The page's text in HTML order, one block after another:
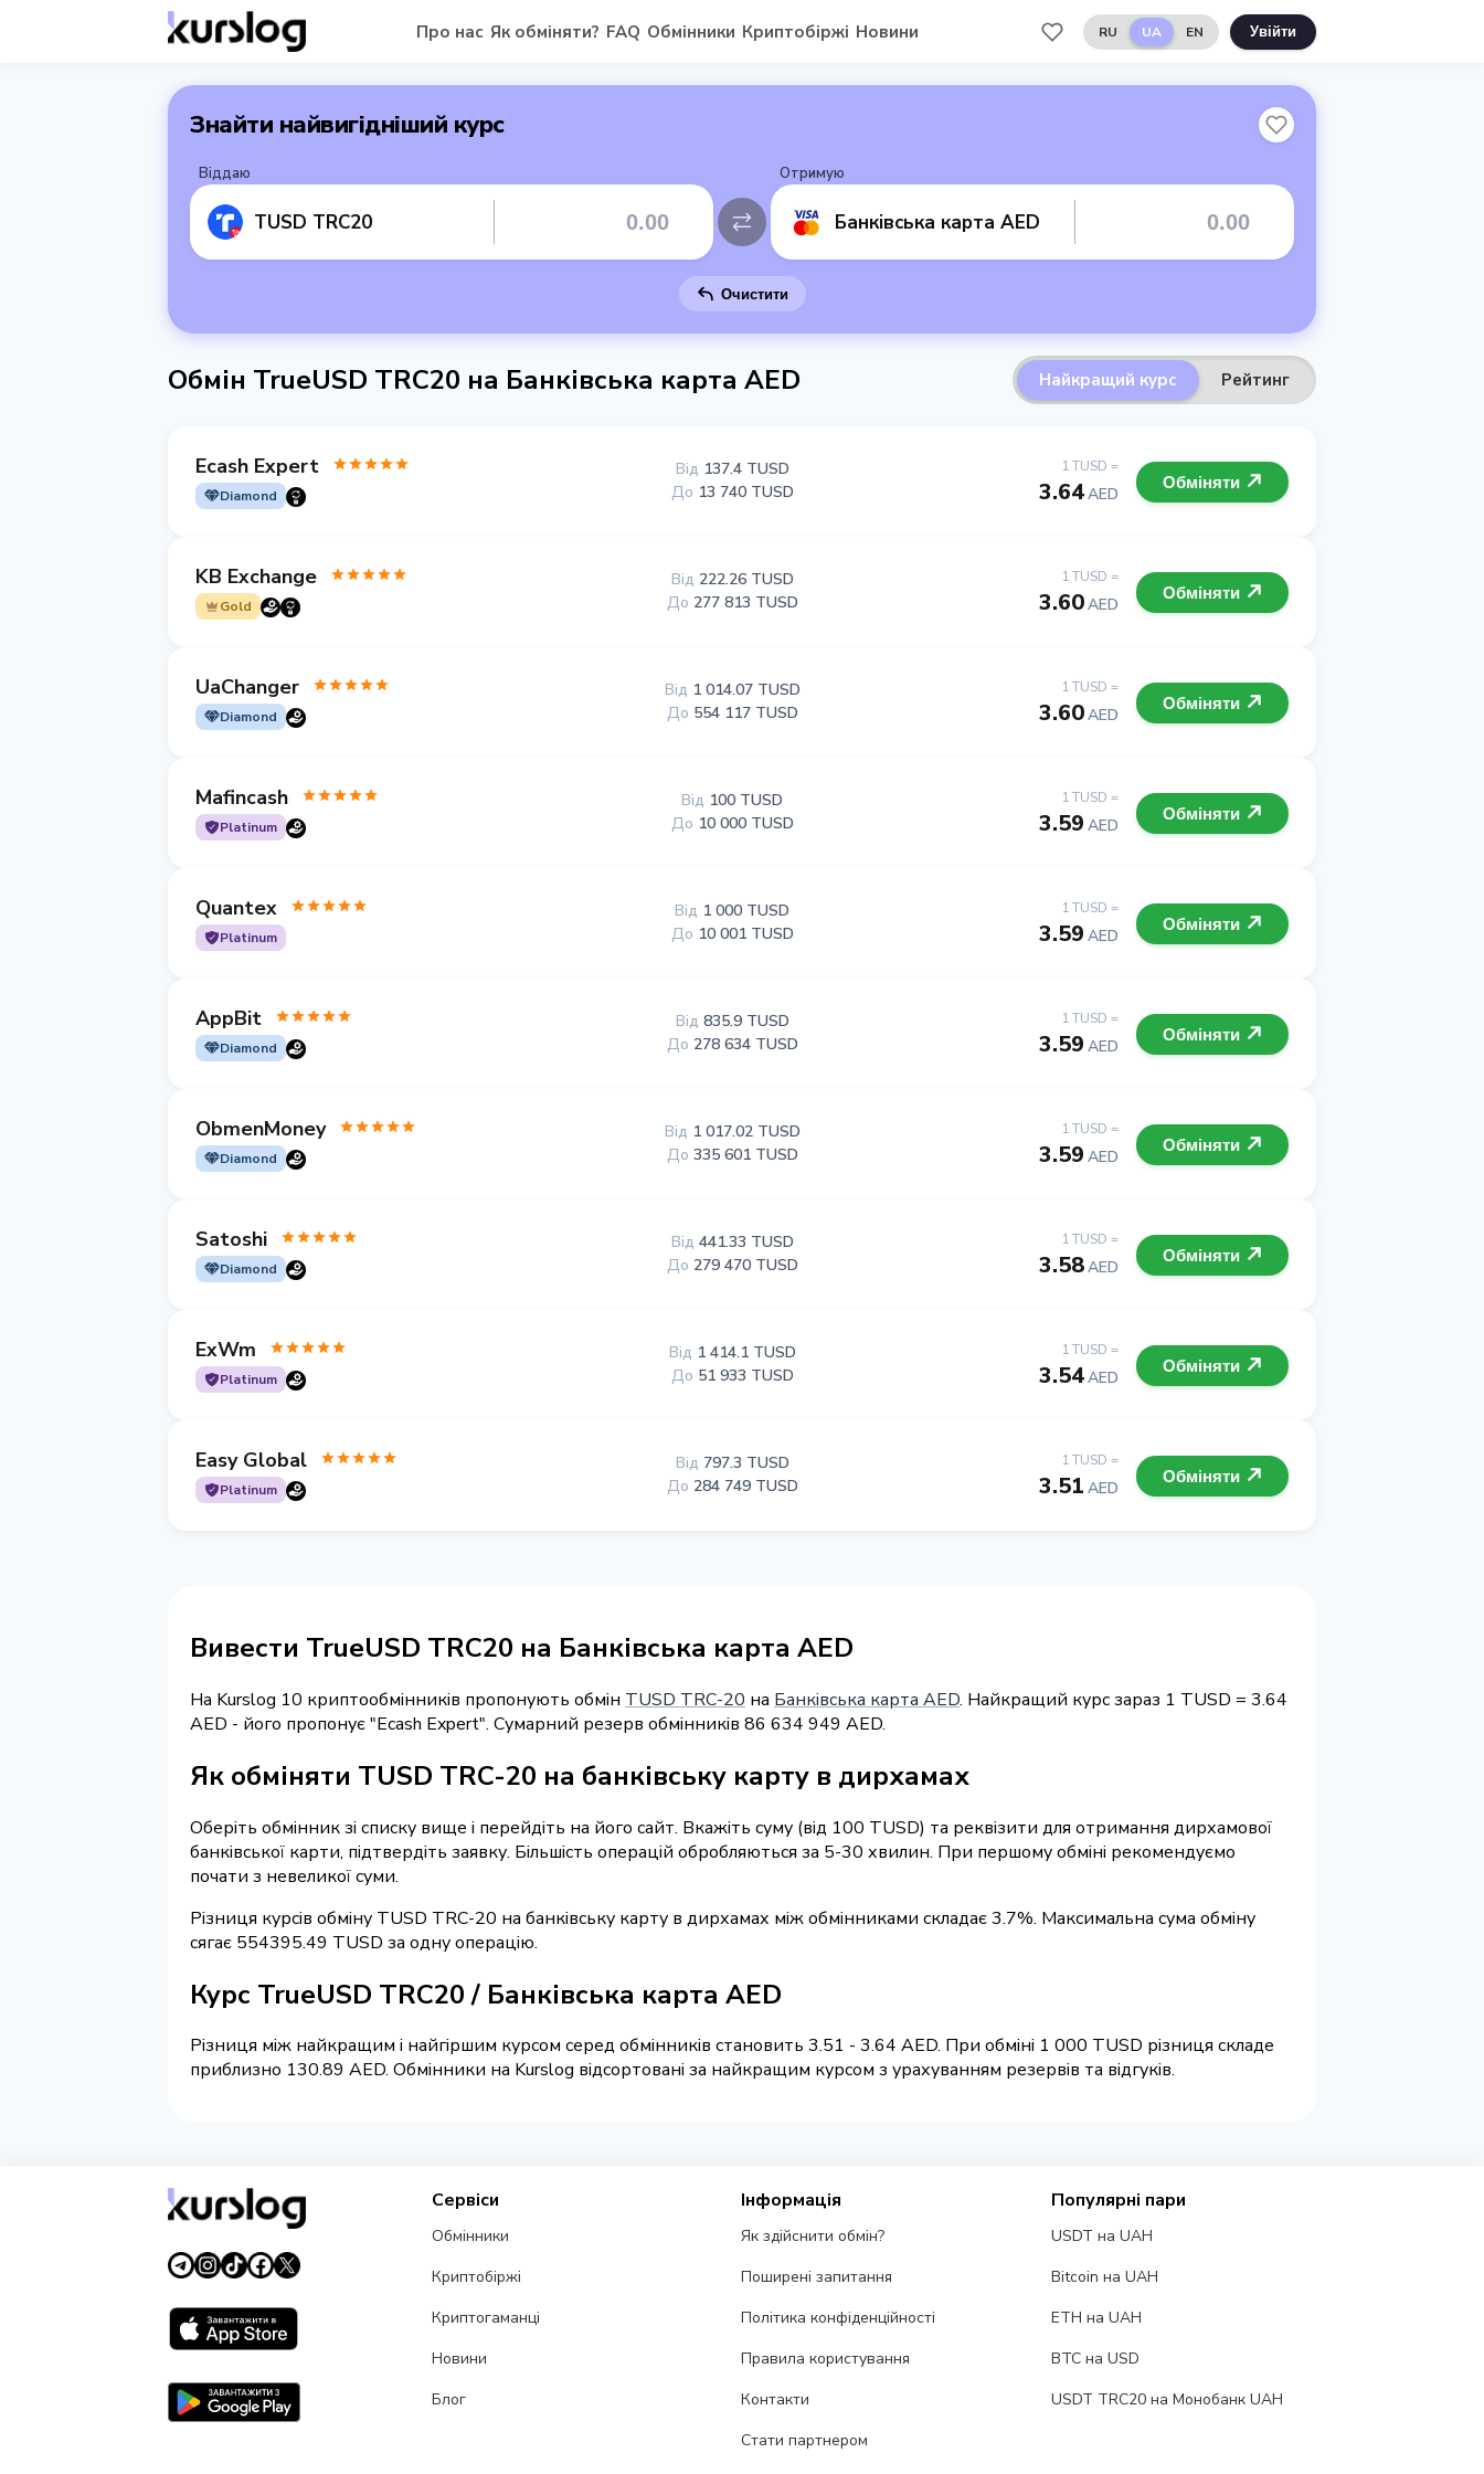
Про нас Як обміняти? FAQ Обмінники Криптобіржі Новини RU UA EN Увійти
Знайти найвигідніший курс
Віддаю
TUSD TRC20
Отримую
Банківська карта AED
Очистити
Обмін TrueUSD TRC20 на Банківська карта AED Найкращий курс Рейтинг
Ecash Expert
Diamond
1 TUSD =
3.64AED
Від 137.4 TUSD
До 13 740 TUSD Обміняти
KB Exchange
Gold
1 TUSD =
3.60AED
Від 222.26 TUSD
До 277 813 TUSD Обміняти
UaChanger
Diamond
1 TUSD =
3.60AED
Від 1 014.07 TUSD
До 554 117 TUSD Обміняти
Mafincash
Platinum
1 TUSD =
3.59 AED
Від 100 TUSD
До 10 000 TUSD Обміняти
Quantex
Platinum
1 TUSD =
3.59 AED
Від 1 000 TUSD
До 10 001 TUSD Обміняти
AppBit
Diamond
1 TUSD =
3.59 AED
Від 835.9 TUSD
До 278 634 TUSD Обміняти
ObmenMoney
Diamond
1 TUSD =
3.59 AED
Від 1 017.02 TUSD
До 335 601 TUSD Обміняти
Satoshi
Diamond
1 TUSD =
3.58AED
Від 441.33 TUSD
До 279 470 TUSD Обміняти
ExWm
Platinum
1 TUSD =
3.54AED
Від 1 414.1 TUSD
До 51 933 TUSD Обміняти
Easy Global
Platinum
1 TUSD =
3.51 AED
Від 797.3 TUSD
До 284 749 TUSD Обміняти
Вивести TrueUSD TRC20 на Банківська карта AED
На Kurslog 10 криптообмінників пропонують обмін TUSD TRC-20 на Банківська карта AED. Найкращий курс зараз 1 TUSD = 3.64
AED - його пропонує "Ecash Expert". Сумарний резерв обмінників 86 634 949 AED.
Як обміняти TUSD TRC-20 на банківську карту в дирхамах
Оберіть обмінник зі списку вище і перейдіть на його сайт. Вкажіть суму (від 100 TUSD) та реквізити для отримання дирхамової
банківської карти, підтвердіть заявку. Більшість операцій обробляються за 5-30 хвилин. При першому обміні рекомендуємо
почати з невеликої суми.
Різниця курсів обміну TUSD TRC-20 на банківську карту в дирхамах між обмінниками складає 3.7%. Максимальна сума обміну
сягає 554395.49 TUSD за одну операцію.
Курс TrueUSD TRC20 / Банківська карта AED
Різниця між найкращим і найгіршим курсом серед обмінників становить 3.51 - 3.64 AED. При обміні 1 000 TUSD різниця складе
приблизно 130.89 AED. Обмінники на Kurslog відсортовані за найкращим курсом з урахуванням резервів та відгуків.
Сервіси
Обмінники
Криптобіржі
Криптогаманці
Новини
Блог
Інформація
Як здійснити обмін?
Поширені запитання
Політика конфіденційності
Правила користування
Контакти
Стати партнером
Популярні пари
USDT на UAH
Bitcoin на UAH
ETH на UAH
BTC на USD
USDT TRC20 на Монобанк UAH